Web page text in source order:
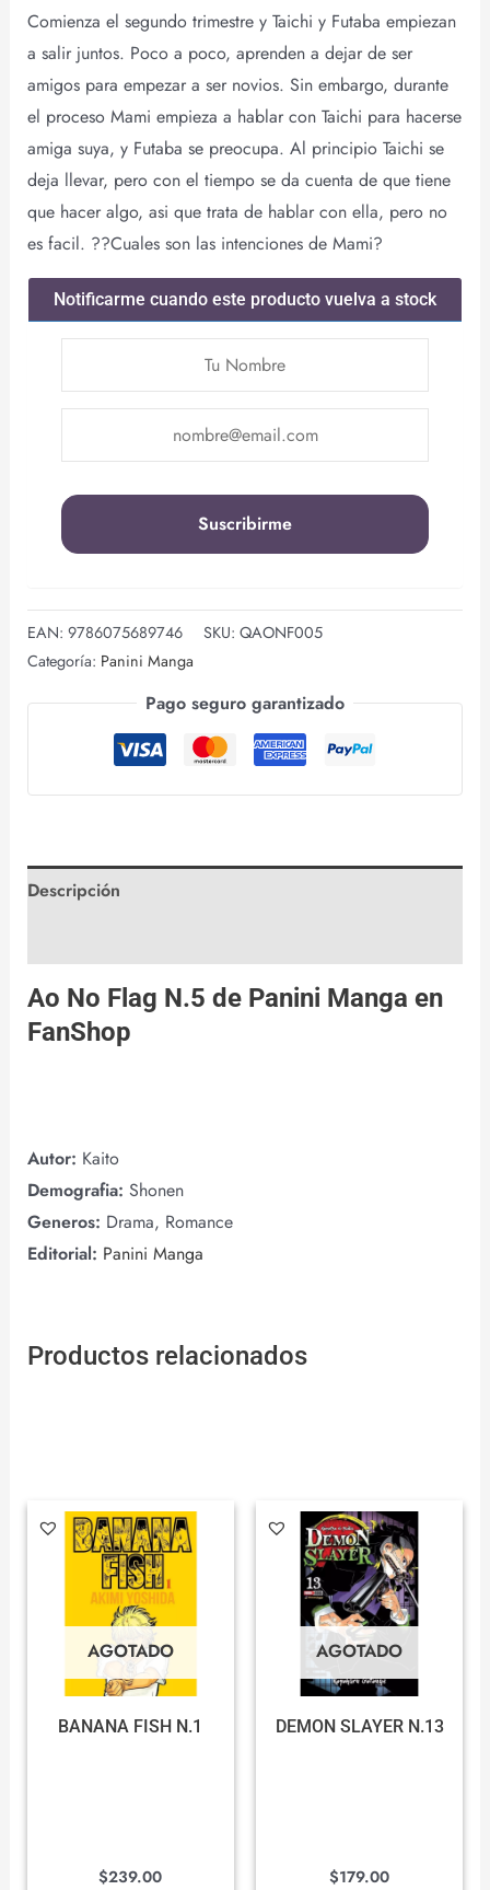
Comienza el segundo trimestre y Taichi y Futaba empiezan
a salir juntos. Poco a poco, aprenden a dejar de ser
amigos para empezar a ser novios. Sin embargo, durante
el proceso Mami empieza a hablar con Taichi para hacerse
amiga suya, y Futaba se preocupa. Al principio Taichi se
deja llevar, pero con el tiempo se da cuenta de que tiene
que hacer algo, asi que trata de hablar con ella, pero no
es facil. ??Cuales son las intenciones de Mami?
Notificarme cuando este producto vuelva a stock
EAN: 9786075689746 SKU: QAONF005
Categoría: Panini Manga
Pago seguro garantizado
Descripción
Ao No Flag N.5 de Panini Manga en
FanShop
Autor: Kaito
Demografia: Shonen
Generos: Drama, Romance
Editorial: Panini Manga
Productos relacionados
AGOTADO
BANANA FISH N.1
$239.00
AGOTADO
DEMON SLAYER N.13
$179.00